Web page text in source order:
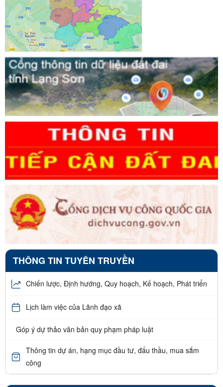
THÔNG TIN TUYÊN TRUYỀN
Chiến lược, Định hướng, Quy hoạch, Kế hoạch, Phát triển
Lịch làm việc của Lãnh đạo xã
Góp ý dự thảo văn bản quy phạm pháp luật
Thông tin dự án, hạng mục đầu tư, đấu thầu, mua sắm
công